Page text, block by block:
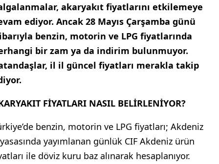
akaryakıt fiyatlarını etkilemeye
ediyor. Ancak 28 Mayıs Çarşamba günü
benzin, motorin ve LPG fiyatlarında
bir zam ya da indirim bulunmuyor.
il il güncel fiyatları merakla takip
FİYATLARI NASIL BELİRLENİYOR?
benzin, motorin ve LPG fiyatları; Akdeniz
yayımlanan günlük CIF Akdeniz ürün
ile döviz kuru baz alınarak hesaplanıyor.